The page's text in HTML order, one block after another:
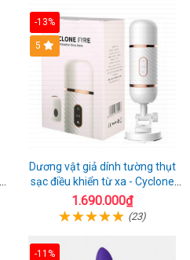
-13%
5
Dương vật giả dính tường thụt
sạc điều khiển từ xa - Cyclone
Fire
1.690.000₫
(23)
-11%